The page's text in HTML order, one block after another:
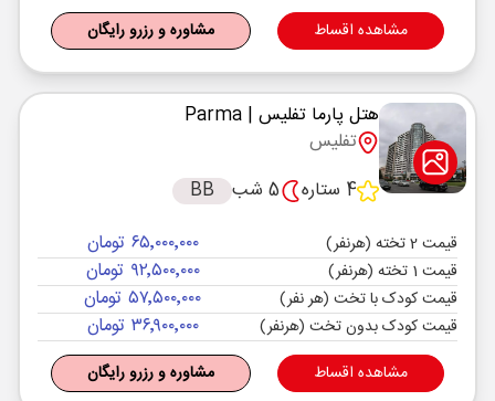
مشاهده اقساط مشاوره و رزرو رایگان
هتل پارما تفلیس | Parma
تفلیس
4 ستاره
5 شب BB
قیمت 2 تخته (هرنفر) ۶۵٬۰۰۰٬۰۰۰ تومان
قیمت 1 تخته (هرنفر) ۹۲٬۵۰۰٬۰۰۰ تومان
قیمت کودک با تخت (هر نفر) ۵۷٬۵۰۰٬۰۰۰ تومان
قیمت کودک بدون تخت (هرنفر) ۳۶٬۹۰۰٬۰۰۰ تومان
مشاهده اقساط مشاوره و رزرو رایگان